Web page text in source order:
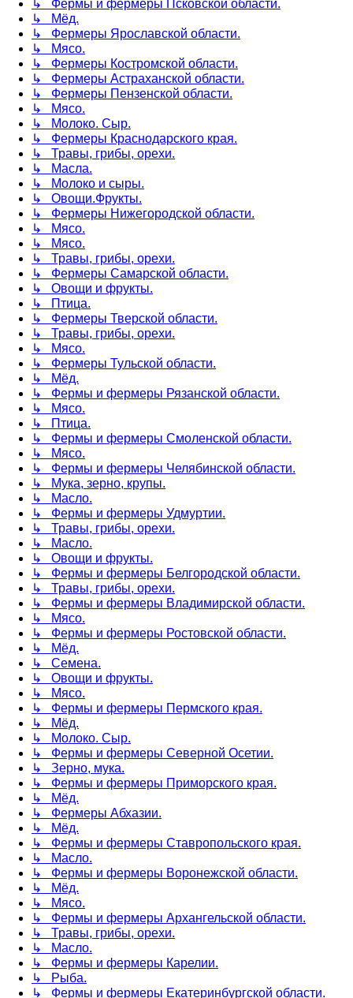
↳ Фермы и фермеры Псковской области.
↳ Мёд.
↳ Фермеры Ярославской области.
↳ Мясо.
↳ Фермеры Костромской области.
↳ Фермеры Астраханской области.
↳ Фермеры Пензенской области.
↳ Мясо.
↳ Молоко. Сыр.
↳ Фермеры Краснодарского края.
↳ Травы, грибы, орехи.
↳ Масла.
↳ Молоко и сыры.
↳ Овощи.Фрукты.
↳ Фермеры Нижегородской области.
↳ Мясо.
↳ Мясо.
↳ Травы, грибы, орехи.
↳ Фермеры Самарской области.
↳ Овощи и фрукты.
↳ Птица.
↳ Фермеры Тверской области.
↳ Травы, грибы, орехи.
↳ Мясо.
↳ Фермеры Тульской области.
↳ Мёд.
↳ Фермы и фермеры Рязанской области.
↳ Мясо.
↳ Птица.
↳ Фермы и фермеры Смоленской области.
↳ Мясо.
↳ Фермы и фермеры Челябинской области.
↳ Мука, зерно, крупы.
↳ Масло.
↳ Фермы и фермеры Удмуртии.
↳ Травы, грибы, орехи.
↳ Масло.
↳ Овощи и фрукты.
↳ Фермы и фермеры Белгородской области.
↳ Травы, грибы, орехи.
↳ Фермы и фермеры Владимирской области.
↳ Мясо.
↳ Фермы и фермеры Ростовской области.
↳ Мёд.
↳ Семена.
↳ Овощи и фрукты.
↳ Мясо.
↳ Фермы и фермеры Пермского края.
↳ Мёд.
↳ Молоко. Сыр.
↳ Фермы и фермеры Северной Осетии.
↳ Зерно, мука.
↳ Фермы и фермеры Приморского края.
↳ Мёд.
↳ Фермеры Абхазии.
↳ Мёд.
↳ Фермы и фермеры Ставропольского края.
↳ Масло.
↳ Фермы и фермеры Воронежской области.
↳ Мёд.
↳ Мясо.
↳ Фермы и фермеры Архангельской области.
↳ Травы, грибы, орехи.
↳ Масло.
↳ Фермы и фермеры Карелии.
↳ Рыба.
↳ Фермы и фермеры Екатеринбургской области.